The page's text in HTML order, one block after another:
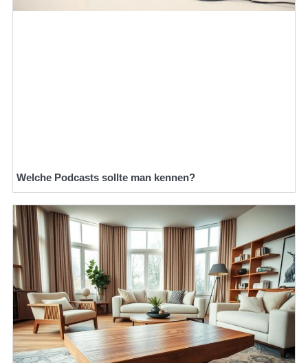
Welche Podcasts sollte man kennen?